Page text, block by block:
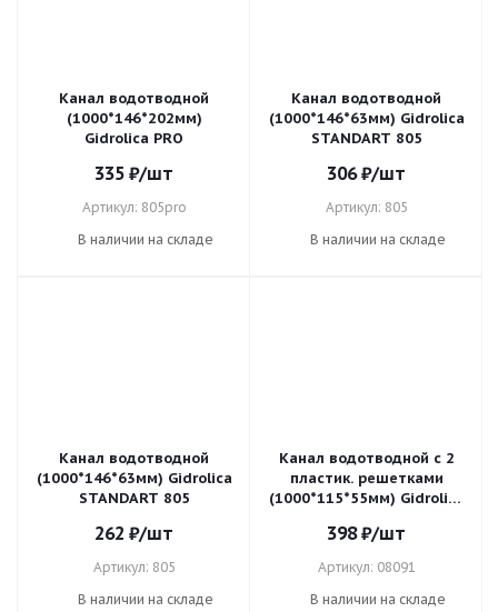
Канал водотводной
(1000*146*202мм)
Gidrolica PRO
335 ₽/шт
Артикул: 805pro
В наличии на складе
Канал водотводной
(1000*146*63мм) Gidrolica
STANDART 805
306₽/шт
Артикул: 805
В наличии на складе
Канал водотводной
(1000*146*63мм) Gidrolica
STANDART 805
262 ₽/шт
Артикул: 805
В наличии на складе
Канал водотводной с 2
пластик. решетками
(1000*115*55мм) Gidrolica
398₽/шт
Артикул: 08091
В наличии на складе